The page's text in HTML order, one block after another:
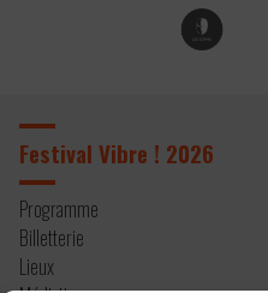
Festival Vibre ! 2026
Programme
Billetterie
Lieux